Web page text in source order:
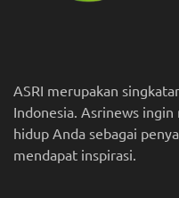
ASRI merupakan
Indonesia. Asrinews
hidup Anda sebagai
mendapat inspirasi.